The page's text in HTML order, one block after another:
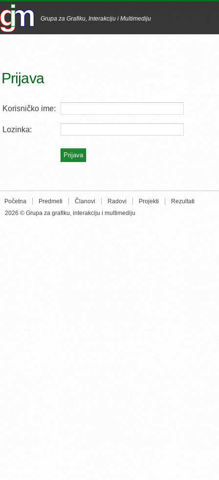
Grupa za Grafiku, Interakciju i Multimediju
Prijava
Korisničko ime:
Lozinka:
Početna Predmeti Članovi Radovi Projekti
Rezultati
2026 © Grupa za grafiku, interakciju i multimediju